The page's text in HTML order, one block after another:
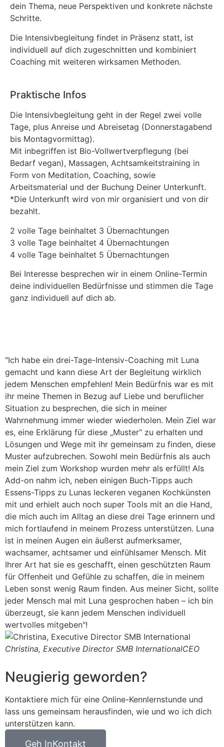
dein Thema, neue Perspektiven und konkrete nächste
Schritte.
Die Intensivbegleitung findet in Präsenz statt, ist
individuell auf dich zugeschnitten und kombiniert
Coaching mit weiteren wirksamen Methoden.
Praktische Infos
Die Intensivbegleitung geht in der Regel zwei volle
Tage, plus Anreise und Abreisetag (Donnerstagabend
bis Montagvormittag).
Mit inbegriffen ist Bio-Vollwertverpflegung (bei
Bedarf vegan), Massagen, Achtsamkeitstraining in
Form von Meditation, Coaching, sowie
Arbeitsmaterial und der Buchung Deiner Unterkunft.
*Die Unterkunft wird von mir organisiert und von dir
bezahlt.
2 volle Tage beinhaltet 3 Übernachtungen
3 volle Tage beinhaltet 4 Übernachtungen
4 volle Tage beinhaltet 5 Übernachtungen
Bei Interesse besprechen wir in einem Online-Termin
deine individuellen Bedürfnisse und stimmen die Tage
ganz individuell auf dich ab.
"Ich habe ein drei-Tage-Intensiv-Coaching mit Luna
gemacht und kann diese Art der Begleitung wirklich
jedem Menschen empfehlen! Mein Bedürfnis war es mit
ihr meine Themen in Bezug auf Liebe und beruflicher
Situation zu besprechen, die sich in meiner
Wahrnehmung immer wieder wiederholen. Mein Ziel war
es, eine Erklärung für diese „Muster“ zu erhalten und
Lösungen und Wege mit ihr gemeinsam zu finden, diese
Muster aufzubrechen. Sowohl mein Bedürfnis als auch
mein Ziel zum Workshop wurden mehr als erfüllt! Als
Add-on nahm ich, neben einigen Buch-Tipps auch
Essens-Tipps zu Lunas leckeren veganen Kochkünsten
mit und erhielt auch noch super Tools mit an die Hand,
die mich auch im Alltag an diese drei Tage erinnern und
mich fortlaufend in meinem Prozess unterstützen. Luna
ist in meinen Augen ein äußerst aufmerksamer,
wachsamer, achtsamer und einfühlsamer Mensch. Mit
Ihrer Art hat sie es geschafft, einen geschützten Raum
für Offenheit und Gefühle zu schaffen, die in meinem
Leben sonst wenig Raum finden. Aus meiner Sicht, sollte
jeder Mensch mal mit Luna gesprochen haben – ich bin
überzeugt, sie kann jedem Menschen individuell
wertvolles mitgeben"!
Christina, Executive Director SMB InternationalCEO
Neugierig geworden?
Kontaktiere mich für eine Online-Kennlernstunde und
lass uns gemeinsam herausfinden, wie und wo ich dich
unterstützen kann.
Geh InKontakt